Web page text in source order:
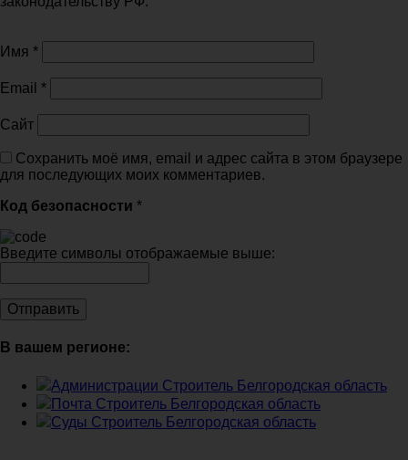
Имя *
Email *
Сайт
Сохранить моё имя, email и адрес сайта в этом браузере
для последующих моих комментариев.
Код безопасности *
Введите символы отображаемые выше:
В вашем регионе:
Администрации Строитель Белгородская область
Почта Строитель Белгородская область
Суды Строитель Белгородская область